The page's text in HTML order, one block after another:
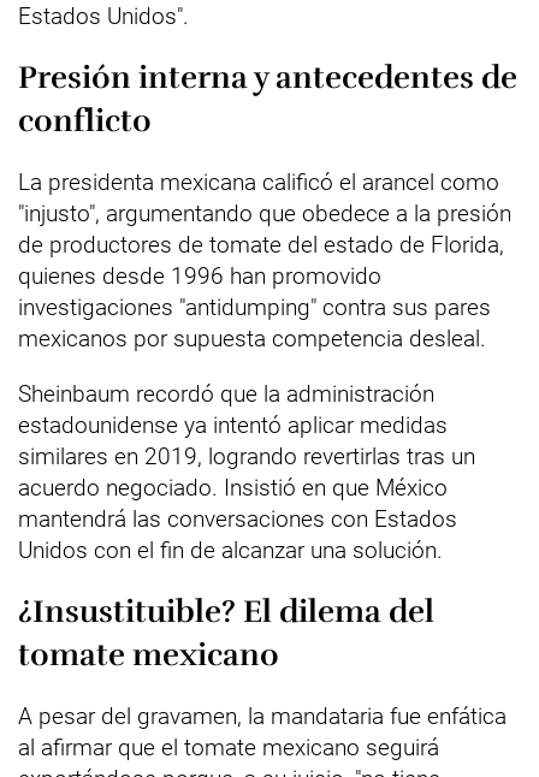
Estados Unidos".
Presión interna y antecedentes de
conflicto
La presidenta mexicana calificó el arancel como
"injusto", argumentando que obedece a la presión
de productores de tomate del estado de Florida,
quienes desde 1996 han promovido
investigaciones "antidumping" contra sus pares
mexicanos por supuesta competencia desleal.
Sheinbaum recordó que la administración
estadounidense ya intentó aplicar medidas
similares en 2019, logrando revertirlas tras un
acuerdo negociado. Insistió en que México
mantendrá las conversaciones con Estados
Unidos con el fin de alcanzar una solución.
¿Insustituible? El dilema del
tomate mexicano
A pesar del gravamen, la mandataria fue enfática
al afirmar que el tomate mexicano seguirá